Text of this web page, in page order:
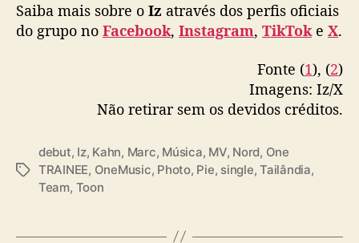
Saiba mais sobre o Iz através dos perfis oficiais
do grupo no Facebook, Instagram, TikToke X.
Fonte (1), (2)
Imagens: Iz/X
Não retirar sem os devidos créditos.
T
debut, Iz, Kahn, Marc, Música, MV, Nord, One
TRAINEE, OneMusic, Photo, Pie, single,Tailândia,
Team, Toon